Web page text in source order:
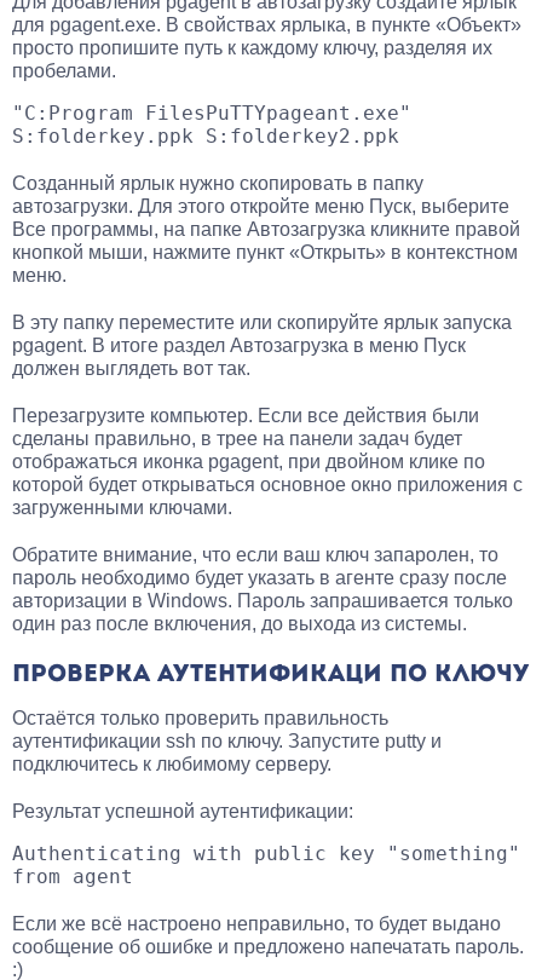
для pgagent.exe. В свойствах ярлыка, в пункте «Объект»
просто пропишите путь к каждому ключу, разделяя их
пробелами.
"C:Program FilesPuTTYpageant.exe"
S:folderkey.ppk S:folderkey2.ppk
Созданный ярлык нужно скопировать в папку
автозагрузки. Для этого откройте меню Пуск, выберите
Все программы, на папке Автозагрузка кликните правой
кнопкой мыши, нажмите пункт «Открыть» в контекстном
меню.
В эту папку переместите или скопируйте ярлык запуска
pgagent. В итоге раздел Автозагрузка в меню Пуск
должен выглядеть вот так.
Перезагрузите компьютер. Если все действия были
сделаны правильно, в трее на панели задач будет
отображаться иконка pgagent, при двойном клике по
которой будет открываться основное окно приложения с
загруженными ключами.
Обратите внимание, что если ваш ключ запаролен, то
пароль необходимо будет указать в агенте сразу после
авторизации в Windows. Пароль запрашивается только
один раз после включения, до выхода из системы.
ПРОВЕРКА АУТЕНТИФИКАЦИ ПО КЛЮЧУ
Остаётся только проверить правильность
аутентификации ssh по ключу. Запустите putty и
подключитесь к любимому серверу.
Результат успешной аутентификации:
Authenticating with public key "something"
from agent
Если же всё настроено неправильно, то будет выдано
сообщение об ошибке и предложено напечатать пароль.
:)